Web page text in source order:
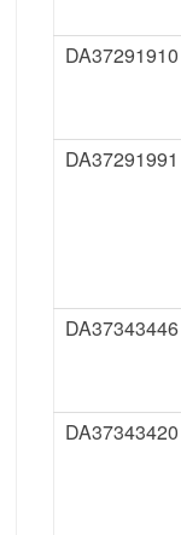
DA37291910
DA37291991
DA37343446
DA37343420